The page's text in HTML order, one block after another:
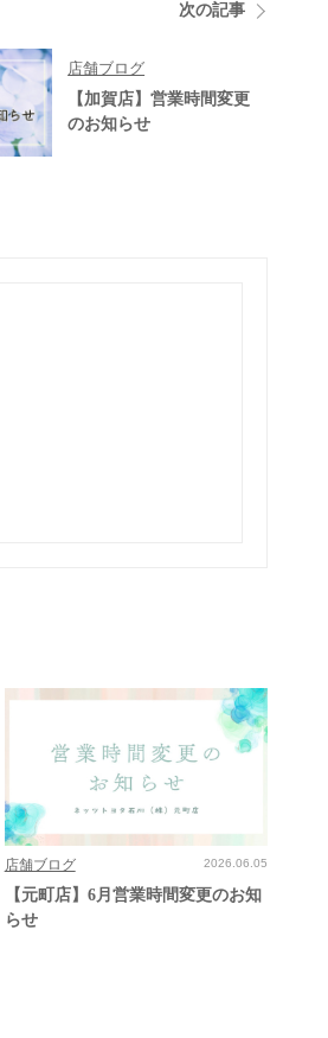
次の記事
店舗ブログ
【加賀店】営業時間変更
のお知らせ
店舗ブログ 2026.06.05
【元町店】6月営業時間変更のお知
らせ